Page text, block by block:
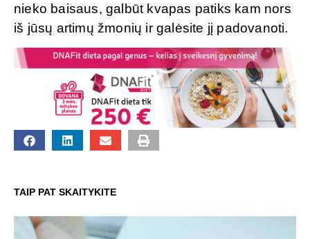
nieko baisaus, galbūt kvapas patiks kam nors
iš jūsų artimų žmonių ir galėsite jį padovanoti.
TAIP PAT SKAITYKITE